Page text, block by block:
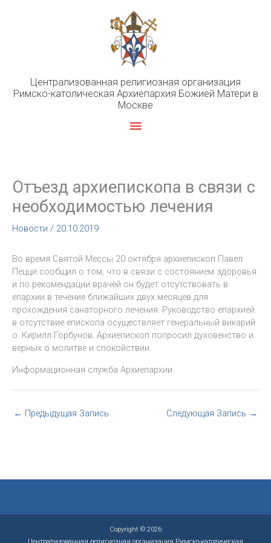
Централизованная религиозная организация
Римско-католическая Архиепархия Божией Матери в
Москве
Главное
Отъезд архиепископа в связи с
необходимостью лечения
Новости / 20.10.2019
Во время Святой Мессы 20 октября архиепископ Павел
Пецци сообщил о том, что в связи с состоянием здоровья
и по рекомендации врачей он будет отсутствовать в
епархии в течение ближайших двух месяцев для
прохождения санаторного лечения. Руководство епархией
в отсутствие епископа осуществляет генеральный викарий
о. Кирилл Горбунов. Архиепископ попросил духовенство и
верных о молитве и спокойствии.
Информационная служба Архиепархии
← Предыдущая Запись Следующая Запись →
Copyright © 2026